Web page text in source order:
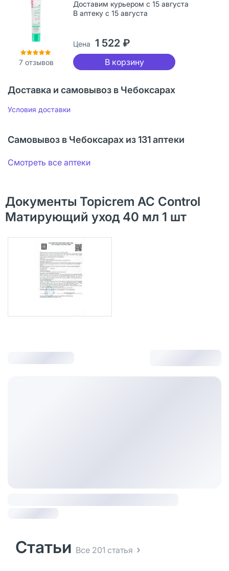
7 отзывов
Доставим курьером с 15 августа
В аптеку с 15 августа
Цена 1 522 ₽
В корзину
Доставка и самовывоз в Чебоксарах
Условия доставки
Самовывоз в Чебоксарах из 131 аптеки
Смотреть все аптеки
Документы Topicrem AC Control
Матирующий уход 40 мл 1 шт
Статьи Все 201 статья